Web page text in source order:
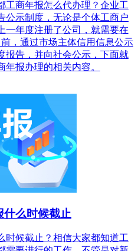
工商年报怎么代办理？企业工
公示制度，无论是个体工商户
一年度注册了公司，就需要在
，通过市场主体信用信息公示
报告，并向社会公示，下面就
报办理的相关内容。
什么时候截止
时候截止？相信大家都知道工